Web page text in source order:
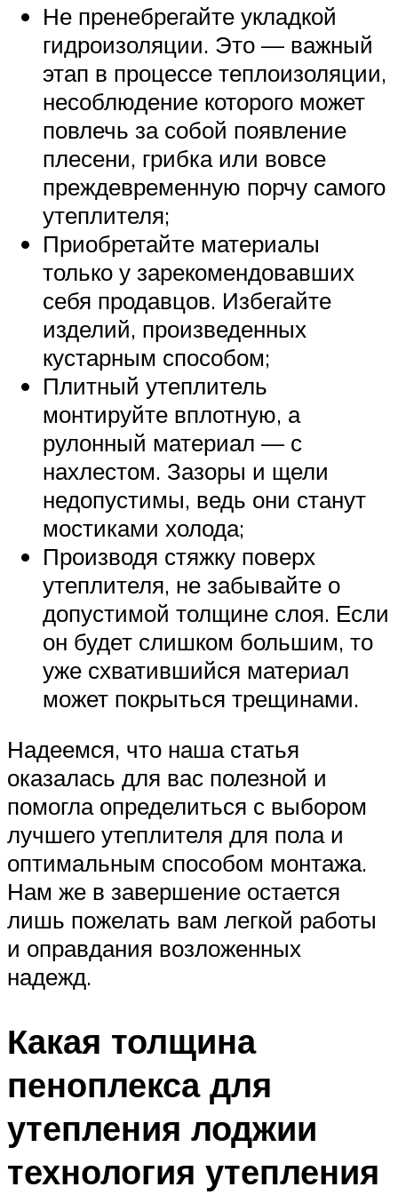
Не пренебрегайте укладкой
гидроизоляции. Это — важный
этап в процессе теплоизоляции,
несоблюдение которого может
повлечь за собой появление
плесени, грибка или вовсе
преждевременную порчу самого
утеплителя;
Приобретайте материалы
только у зарекомендовавших
себя продавцов. Избегайте
изделий, произведенных
кустарным способом;
Плитный утеплитель
монтируйте вплотную, а
рулонный материал — с
нахлестом. Зазоры и щели
недопустимы, ведь они станут
мостиками холода;
Производя стяжку поверх
утеплителя, не забывайте о
допустимой толщине слоя. Если
он будет слишком большим, то
уже схватившийся материал
может покрыться трещинами.
Надеемся, что наша статья
оказалась для вас полезной и
помогла определиться с выбором
лучшего утеплителя для пола и
оптимальным способом монтажа.
Нам же в завершение остается
лишь пожелать вам легкой работы
и оправдания возложенных
надежд.
Какая толщина
пеноплекса для
утепления лоджии
технология утепления